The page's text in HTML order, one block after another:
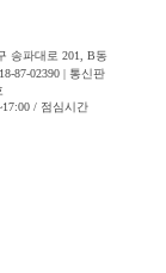
송파대로 201, B동
87-02390 | 통신판
/ 점심시간